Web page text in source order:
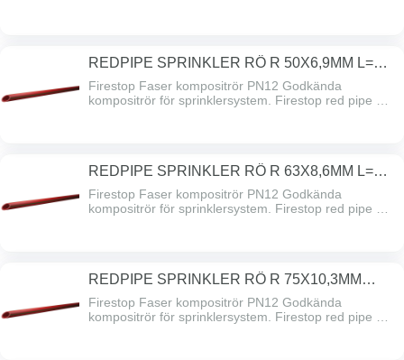
funktionen i hela anläggningen.
REDPIPE SPRINKLER RÖ R 50X6,9MM L=6M
12BA
Firestop Faser kompositrör PN12 Godkända
kompositrör för sprinklersystem. Firestop red pipe har
funktionen i hela anläggningen.
REDPIPE SPRINKLER RÖ R 63X8,6MM L=6M
12BA
Firestop Faser kompositrör PN12 Godkända
kompositrör för sprinklersystem. Firestop red pipe har
funktionen i hela anläggningen.
REDPIPE SPRINKLER RÖ R 75X10,3MM
L=6M 12B
Firestop Faser kompositrör PN12 Godkända
kompositrör för sprinklersystem. Firestop red pipe har